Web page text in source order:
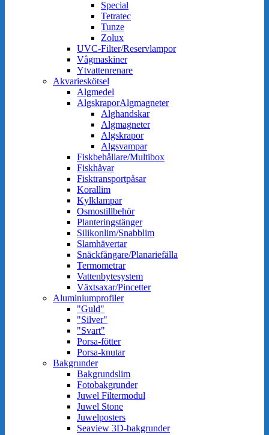
Special
Tetratec
Tunze
Zolux
UVC-Filter/Reservlampor
Vågmaskiner
Ytvattenrenare
Akvarieskötsel
Algmedel
AlgskraporAlgmagneter
Alghandskar
Algmagneter
Algskrapor
Algsvampar
Fiskbehållare/Multibox
Fiskhåvar
Fisktransportpåsar
Korallim
Kylklampar
Osmostillbehör
Planteringstänger
Silikonlim/Snabblim
Slamhävertar
Snäckfångare/Planariefälla
Termometrar
Vattenbytesystem
Växtsaxar/Pincetter
Aluminiumprofiler
"Guld"
"Silver"
"Svart"
Porsa-fötter
Porsa-knutar
Bakgrunder
Bakgrundslim
Fotobakgrunder
Juwel Filtermodul
Juwel Stone
Juwelposters
Seaview 3D-bakgrunder